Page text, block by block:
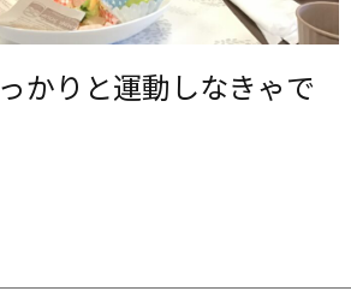
かりと運動しなきゃで